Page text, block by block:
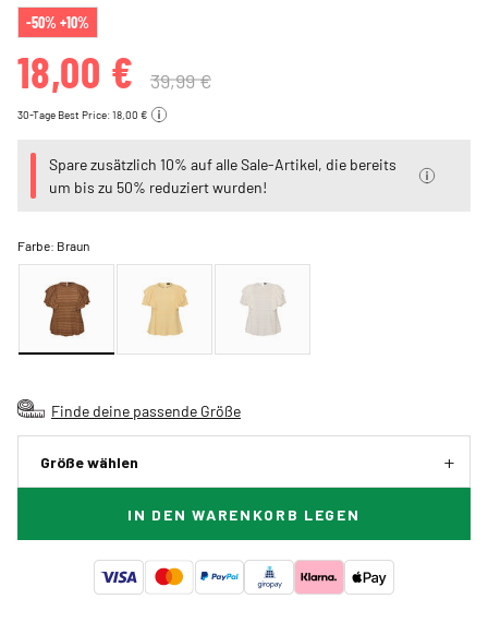
-50% +10%
18,00 € 39,99 €
30-Tage Best Price: 18,00 €
Spare zusätzlich 10% auf alle Sale-Artikel, die bereits
um bis zu 50% reduziert wurden!
Farbe: Braun
Finde deine passende Größe
Größe wählen
IN DEN WARENKORB LEGEN